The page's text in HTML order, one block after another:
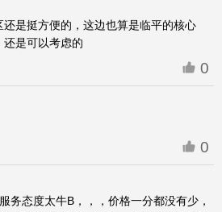
是挺方便的，这边也算是临平的核心
还是可以考虑的
0
0
务态度太牛B，，，价格一分都没有少，